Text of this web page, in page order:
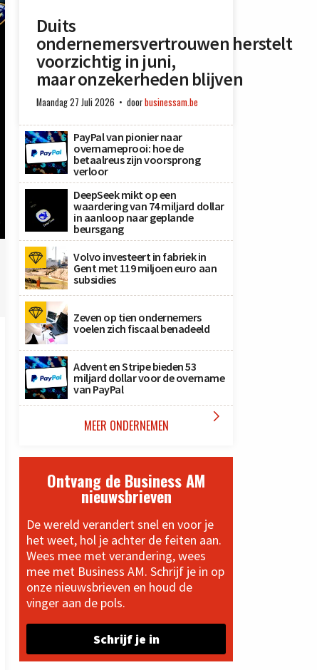
Duits
ondernemersvertrouwen herstelt
voorzichtig in juni,
maar onzekerheden blijven
Maandag 27 Juli 2026 doorbusinessam.be
PayPal van pionier naar
overnameprooi: hoe de
betaalreus zijn voorsprong
verloor
DeepSeek mikt op een
waardering van 74 miljard dollar
in aanloop naar geplande
beursgang
Volvo investeert in fabriek in
Gent met 119 miljoen euro aan
subsidies
Zeven op tien ondernemers
voelen zich fiscaal benadeeld
Advent en Stripe bieden 53
miljard dollar voor de overname
van PayPal
MEER ONDERNEMEN 
Ontvang de Business AM
nieuwsbrieven
De wereld verandert snel en voor je
het weet, hol je achter de feiten aan.
Wees mee met verandering, wees
mee met Business AM. Schrijf je in op
onze nieuwsbrieven en houd de
vinger aan de pols.
Schrijf je in